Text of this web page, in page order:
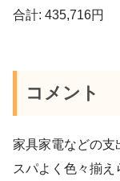
合計: 435,716円
コメント
家具家電などの支
スパよく色々揃え